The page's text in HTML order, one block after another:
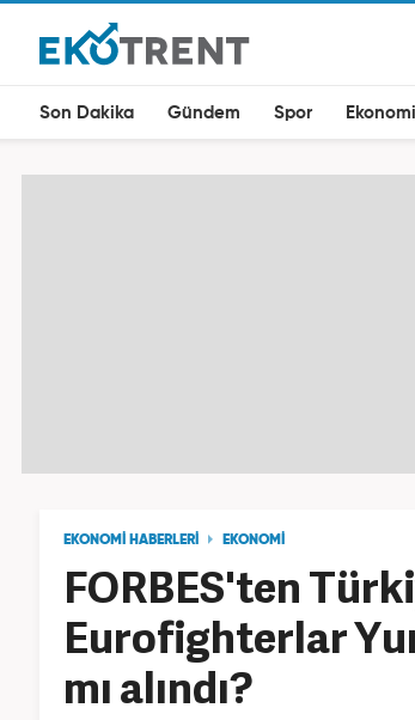
Son Dakika Gündem Spor Ekonomi
EKONOMİ HABERLERİ EKONOMİ
FORBES'ten
Eurofighterlar
mı alındı?